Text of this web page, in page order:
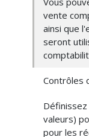
vente
ainsi que
seront
Contrôles
valeurs)
pour les